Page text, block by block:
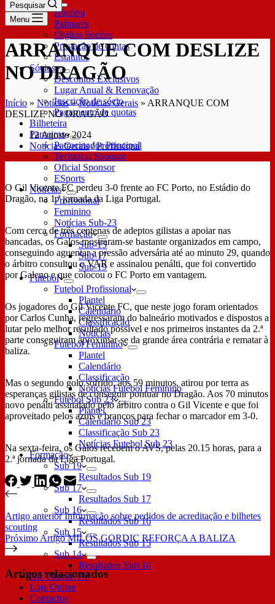
História
Palmarés
Órgãos Sociais
Prestação de contas
Estatutos
Sócios
Descontos Exclusivos
Lugar Anual & Renovação
Inscrição de sócio
Pagamento de quotas
Bilheteira
Parceiros
Patrocinador Principal
Technical Sponsor
Oficial Sponsor
ESports
Notícias
Profissional
Feminino
Notícias Sub-23
Formação
Sub-15
Sub-17
Sub-19
Futebol
Futebol Profissional
Plantel
Calendário
Classificação
Notícias
Futebol Feminino
Plantel
Calendário
Classificação
Notícias Futebol Feminino
Futebol Sub 23
Plantel
Calendário Sub 23
Classificação Sub 23
Notícias Futebol Sub 23
Formação
Sub 19
Resultados Sub 19
Sub 17
Resultados Sub 17
Sub 16
Resultados Sub 16
Sub 15
Resultados Sub 15
Sub 14
Resultados Sub 14
Gil Vicente TV
Loja Online
Contactos
Pesquisar
Menu
ARRANQUE COM DESLIZE
NO DRAGÃO
Início » Notícias»Notícias Gerais » ARRANQUE COM
DESLIZE NO DRAGÃO
12 Agosto 2024
Notícias Gerais/Profissional
O Gil Vicente FC perdeu 3-0 frente ao FC Porto, no Estádio do
Dragão, na 1.ª jornada da Liga Portugal.
Com cerca de três centenas de adeptos gilistas a apoiar nas
bancadas, os Galos mostraram-se bastante organizados em campo,
conseguindo aguentar a pressão adversária até ao minuto 29, quando
o árbitro consultou o VAR e assinalou penálti, que foi convertido
por Galeno e que colocou o FC Porto em vantagem.
Os jogadores do Gil Vicente FC, que neste jogo foram orientados
por Carlos Cunha, regressaram do balneário motivados e dispostos a
lutar pelo melhor resultado possível e nos primeiros instantes da 2.ª
parte conseguiram aproximar-se da grande área contrária e rematar à
baliza.
Mas o segundo golo sofrido, aos 59 minutos, atirou por terra as
esperanças gilistas de conseguir pontuar no Dragão. Aos 70 minutos
novo penálti assinalado pelo árbitro contra o Gil Vicente e que foi
aproveitado pelos azuis e brancos para fechar o marcador em 3-0.
Na sexta-feira, os Galos recebem o AVS, pelas 20.15 horas, para a
2.ª jornada da Liga Portugal.
Artigo anteriorInformação sobre pedidos de acreditação e bilhetes
scouting
Próximo Artigo MILOS GORDIC REFORÇA A BALIZA
Artigos relacionados